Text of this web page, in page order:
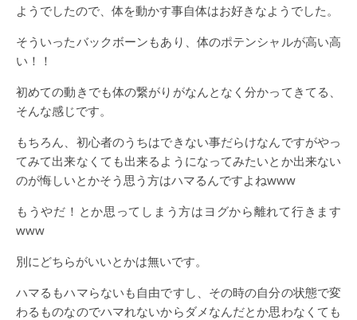
ようでしたので、体を動かす事自体はお好きなようでした。
そういったバックボーンもあり、体のポテンシャルが高い高
い！！
初めての動きでも体の繋がりがなんとなく分かってきてる、
そんな感じです。
もちろん、初心者のうちはできない事だらけなんですがやっ
てみて出来なくても出来るようになってみたいとか出来ない
のが悔しいとかそう思う方はハマるんですよねwww
もうやだ！とか思ってしまう方はヨグから離れて行きます
www
別にどちらがいいとかは無いです。
ハマるもハマらないも自由ですし、その時の自分の状態で変
わるものなのでハマれないからダメなんだとか思わなくても